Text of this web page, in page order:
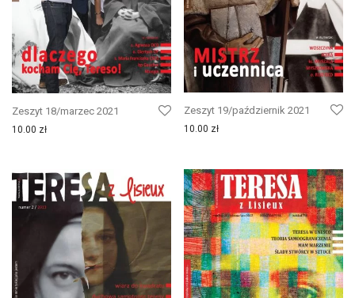
Zeszyt 18/marzec 2021
10.00 zł
Zeszyt 19/październik 2021
10.00 zł